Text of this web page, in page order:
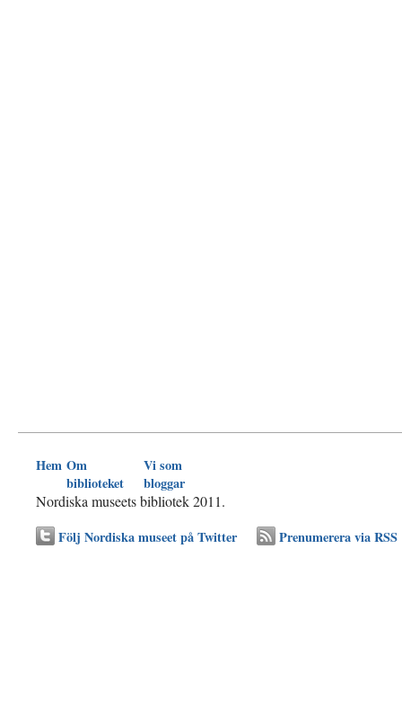
Hem Om
biblioteket
Vi som
bloggar
Nordiska museets bibliotek 2011.
Följ Nordiska museet på Twitter
Prenumerera via RSS